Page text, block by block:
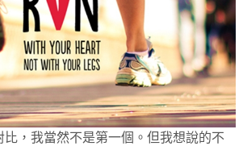
，我當然不是第一個。但我想說的不